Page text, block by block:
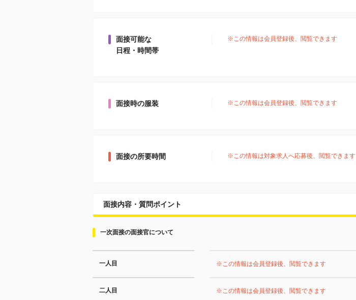
面接可能な
日程・時間帯
※この情報は会員登録後、閲覧できます
面接時の服装 ※この情報は会員登録後、閲覧できます
面接の所要時間 ※この情報は対象求人へ応募後、閲覧できます
面接内容・質問ポイント
一次面接の面接官について
一人目 ※この情報は会員登録後、閲覧できます
二人目 ※この情報は会員登録後、閲覧できます